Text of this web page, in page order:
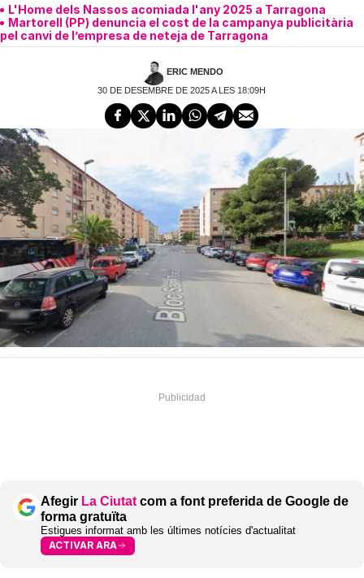
L'Home dels Nassos acomiada l'any 2025 a Tarragona
Martorell (PP) denuncia el cost de la campanya publicitària
pel canvi de l’empresa de neteja de Tarragona
ERIC MENDO
30 DE DESEMBRE DE 2025 A LES 18:09H
Afegir La Ciutat com a font preferida de Google de
forma gratuïta
Estigues informat amb les últimes notícies d'actualitat
ACTIVAR ARA